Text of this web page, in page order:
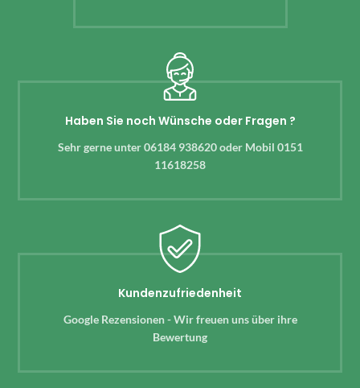
Haben Sie noch Wünsche oder Fragen ?
Sehr gerne unter 06184 938620 oder Mobil 0151
11618258
Kundenzufriedenheit
Google Rezensionen - Wir freuen uns über ihre
Bewertung